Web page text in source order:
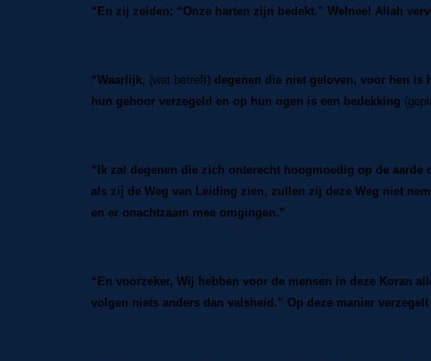
“En zij zeiden: “Onze harten zijn bedekt.” Welnee! Allah
“Waarlijk, (wat betreft) degenen die niet geloven, voor hen is
hun gehoor verzegeld en op hun ogen is een bedekking
“Ik zal degenen die zich onterecht hoogmoedig op de aarde
als zij de Weg van Leiding zien, zullen zij deze Weg niet
en er onachtzaam mee omgingen.”
“En voorzeker, Wij hebben voor de mensen in deze Koran
volgen niets anders dan valsheid.” Op deze manier